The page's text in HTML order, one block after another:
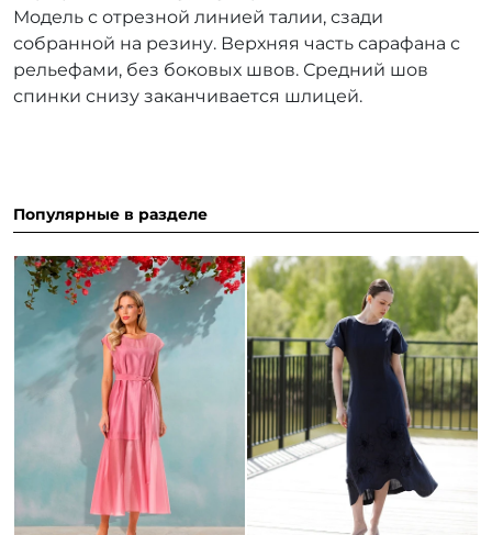
Модель с отрезной линией талии, сзади
собранной на резину. Верхняя часть сарафана с
рельефами, без боковых швов. Средний шов
спинки снизу заканчивается шлицей.
Популярные в разделе